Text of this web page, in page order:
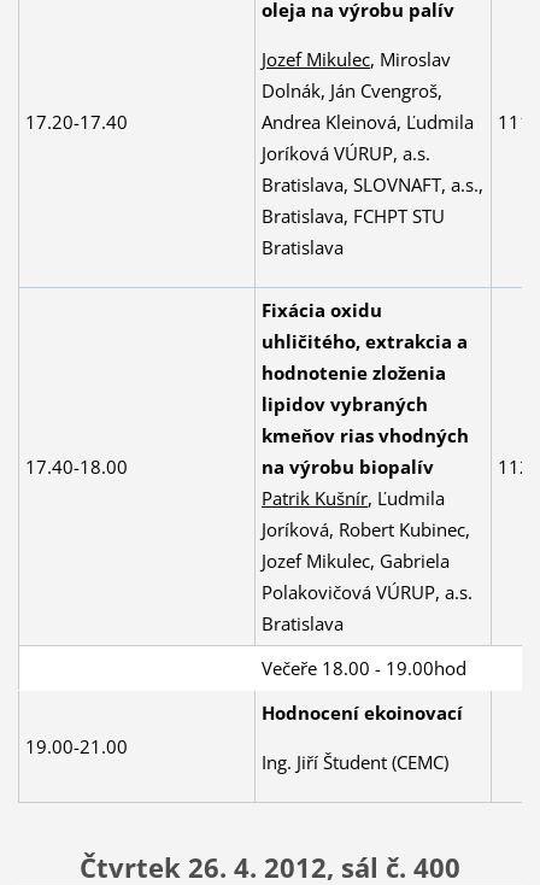
17.20-17.40
oleja na výrobu palív
Jozef Mikulec, Miroslav
Dolnák, Ján Cvengroš,
Andrea Kleinová, Ľudmila
Joríková VÚRUP, a.s.
Bratislava, SLOVNAFT, a.s.,
Bratislava, FCHPT STU
Bratislava
111
17.40-18.00
Fixácia oxidu
uhličitého, extrakcia a
hodnotenie zloženia
lipidov vybraných
kmeňov rias vhodných
na výrobu biopalív
Patrik Kušnír, Ľudmila
Joríková, Robert Kubinec,
Jozef Mikulec, Gabriela
Polakovičová VÚRUP, a.s.
Bratislava
112
Večeře 18.00 - 19.00hod
19.00-21.00
Hodnocení ekoinovací
Ing. Jiří Študent (CEMC)
Čtvrtek 26. 4. 2012, sál č. 400